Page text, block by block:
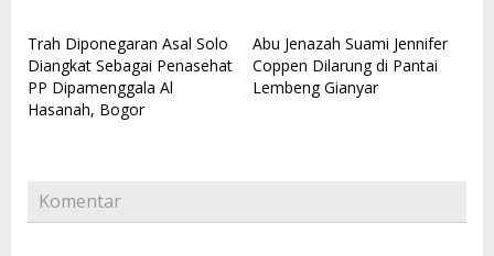
Trah Diponegaran Asal Solo
Diangkat Sebagai Penasehat
PP Dipamenggala Al
Hasanah, Bogor
Abu Jenazah Suami Jennifer
Coppen Dilarung di Pantai
Lembeng Gianyar
Komentar